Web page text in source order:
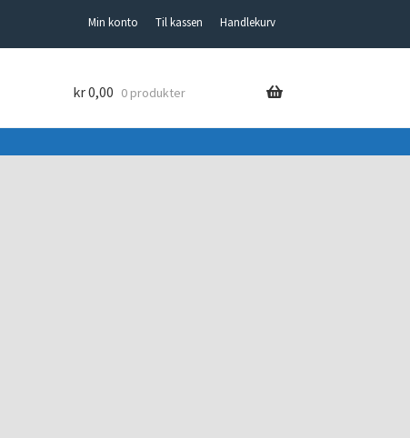
Min konto Til kassen Handlekurv
kr0,00 0 produkter